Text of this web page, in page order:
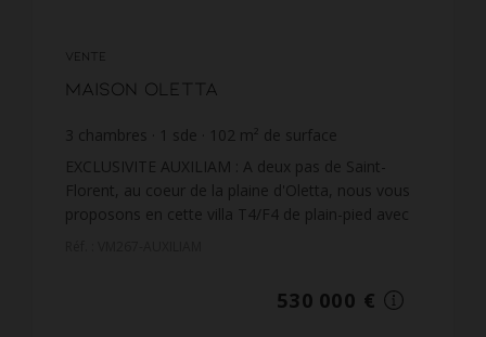
VENTE
Maison Oletta
3 chambres 1 sde 102 m² de surface
5 196,08 €prix / m²
EXCLUSIVITE AUXILIAM : A deux pas de Saint-
Florent, au coeur de la plaine d'Oletta, nous vous
proposons en cette villa T4/F4 de plain-pied avec
530 000 €